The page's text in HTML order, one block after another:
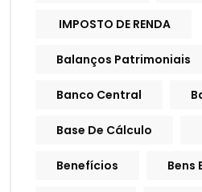
IMPOSTO DE RENDA
Balanços Patrimoniais
Banco Central
Base De Cálculo
Benefícios Bens